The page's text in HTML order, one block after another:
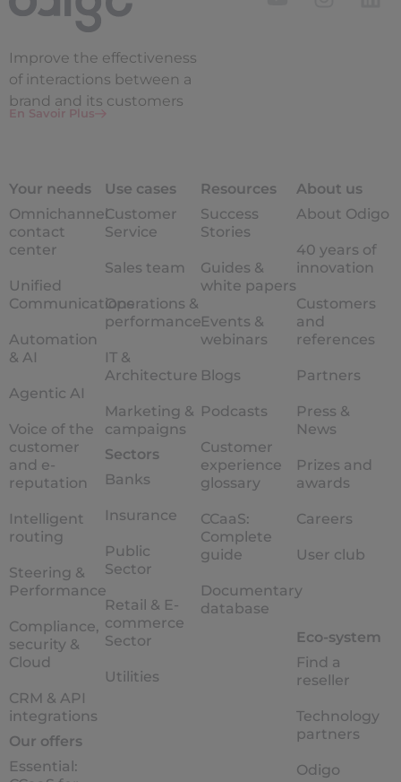
Improve the effectiveness
of interactions between a
brand and its customers
En Savoir Plus
Your needs
Omnichannel
contact
center
Unified
Communications
Automation
& AI
Agentic AI
Voice of the
customer
and e-
reputation
Intelligent
routing
Steering &
Performance
Compliance,
security &
Cloud
CRM & API
integrations
Our offers
Essential:
Use cases
Customer
Service
Sales team
Operations &
performance
IT &
Architecture
Marketing &
campaigns
Sectors
Banks
Insurance
Public
Sector
Retail & E-
commerce
Sector
Utilities
Resources
Success
Stories
Guides &
white papers
Events &
webinars
Blogs
Podcasts
Customer
experience
glossary
CCaaS:
Complete
guide
Documentary
database
About us
About Odigo
40 years of
innovation
Customers
and
references
Partners
Press &
News
Prizes and
awards
Careers
User club
Eco-system
Find a
reseller
Technology
partners
Odigo